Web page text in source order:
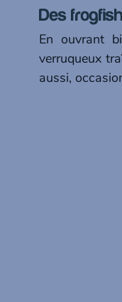
Des
En ouvrant
verruqueux
aussi,